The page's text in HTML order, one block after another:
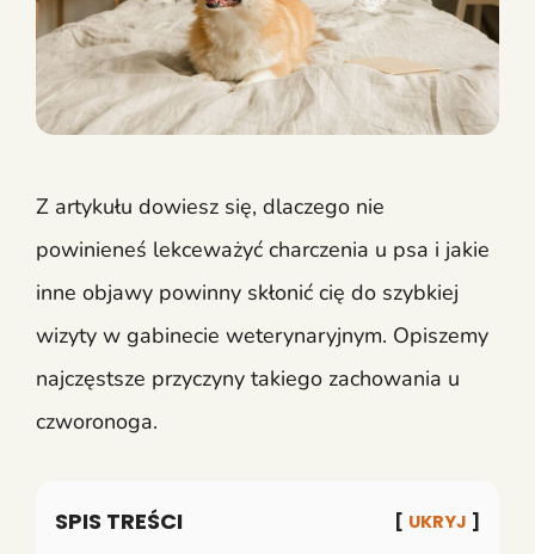
Z artykułu dowiesz się, dlaczego nie
powinieneś lekceważyć charczenia u psa i jakie
inne objawy powinny skłonić cię do szybkiej
wizyty w gabinecie weterynaryjnym. Opiszemy
najczęstsze przyczyny takiego zachowania u
czworonoga.
SPIS TREŚCI UKRYJ